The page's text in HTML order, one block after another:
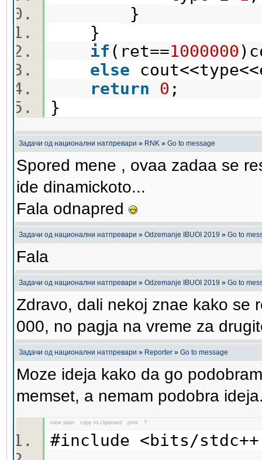
}
}
if (ret==1000000
else
return
0 ;
}
Задачи од национални натпревари » RNK » Go to message
Spored mene , ovaa zadaa se
ide dinamickoto...
Fala odnapred
Задачи од национални натпревари » Odzemanje IBUOI 2019 » Go to
Fala
Задачи од национални натпревари » Odzemanje IBUOI 2019 » Go to
Zdravo, dali nekoj znae kako se
000, no pagja na vreme za
Задачи од национални натпревари » Reporter » Go to message
Moze ideja kako da go
memset, a nemam podobra
view plain copy to clipboard print ?
#include <bits/